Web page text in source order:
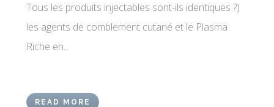
Tous les produits injectables sont-ils identiques ?)
les agents de comblement cutané et le Plasma
Riche en...
READ MORE